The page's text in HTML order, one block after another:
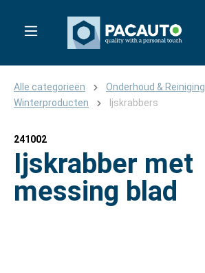
Alle categorieën
Onderhoud & Reiniging
Winterproducten
Ijskrabbers
241002
Ijskrabber met
messing blad